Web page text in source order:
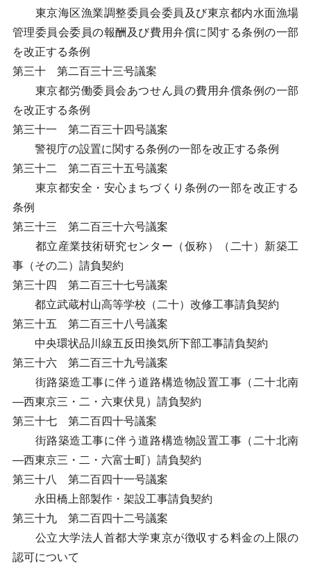
東京海区漁業調整委員会委員及び東京都内水面漁場
管理委員会委員の報酬及び費用弁償に関する条例の一部
を改正する条例
第三十 第二百三十三号議案
東京都労働委員会あつせん員の費用弁償条例の一部
を改正する条例
第三十一 第二百三十四号議案
警視庁の設置に関する条例の一部を改正する条例
第三十二 第二百三十五号議案
東京都安全・安心まちづくり条例の一部を改正する
条例
第三十三 第二百三十六号議案
都立産業技術研究センター（仮称）（二十）新築工
事（その二）請負契約
第三十四 第二百三十七号議案
都立武蔵村山高等学校（二十）改修工事請負契約
第三十五 第二百三十八号議案
中央環状品川線五反田換気所下部工事請負契約
第三十六 第二百三十九号議案
街路築造工事に伴う道路構造物設置工事（二十北南
―西東京三・二・六東伏見）請負契約
第三十七 第二百四十号議案
街路築造工事に伴う道路構造物設置工事（二十北南
―西東京三・二・六富士町）請負契約
第三十八 第二百四十一号議案
永田橋上部製作・架設工事請負契約
第三十九 第二百四十二号議案
公立大学法人首都大学東京が徴収する料金の上限の
認可について